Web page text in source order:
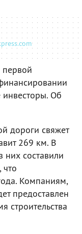
первой
инвесторы. Об
дороги свяжет
269 км. В
них составили
что
Компаниям,
предоставлен
строительства